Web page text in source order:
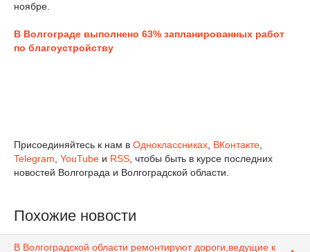
ноябре.
В Волгограде выполнено 63% запланированных работ
по благоустройству
Присоединяйтесь к нам в Одноклассниках ВКонтакте
Telegram YouTube и RSS , чтобы быть в курсе последних
новостей Волгограда и Волгоградской области.
Похожие новости
В Волгоградской области ремонтируют дороги,ведущие к